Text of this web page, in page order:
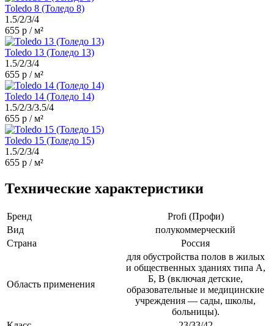
Toledo 8 (Толедо 8)
1.5/2/3/4
655 р / м²
Toledo 13 (Толедо 13)
1.5/2/3/4
655 р / м²
Toledo 14 (Толедо 14)
1.5/2/3/3.5/4
655 р / м²
Toledo 15 (Толедо 15)
1.5/2/3/4
655 р / м²
Технические характеристики
Бренд
Profi (Профи)
Вид
полукоммерческий
Страна
Россия
Область применения
для обустройства полов в жилых
и общественных зданиях типа А,
Б, В (включая детские,
образовательные и медицинские
учреждения — сады, школы,
больницы).